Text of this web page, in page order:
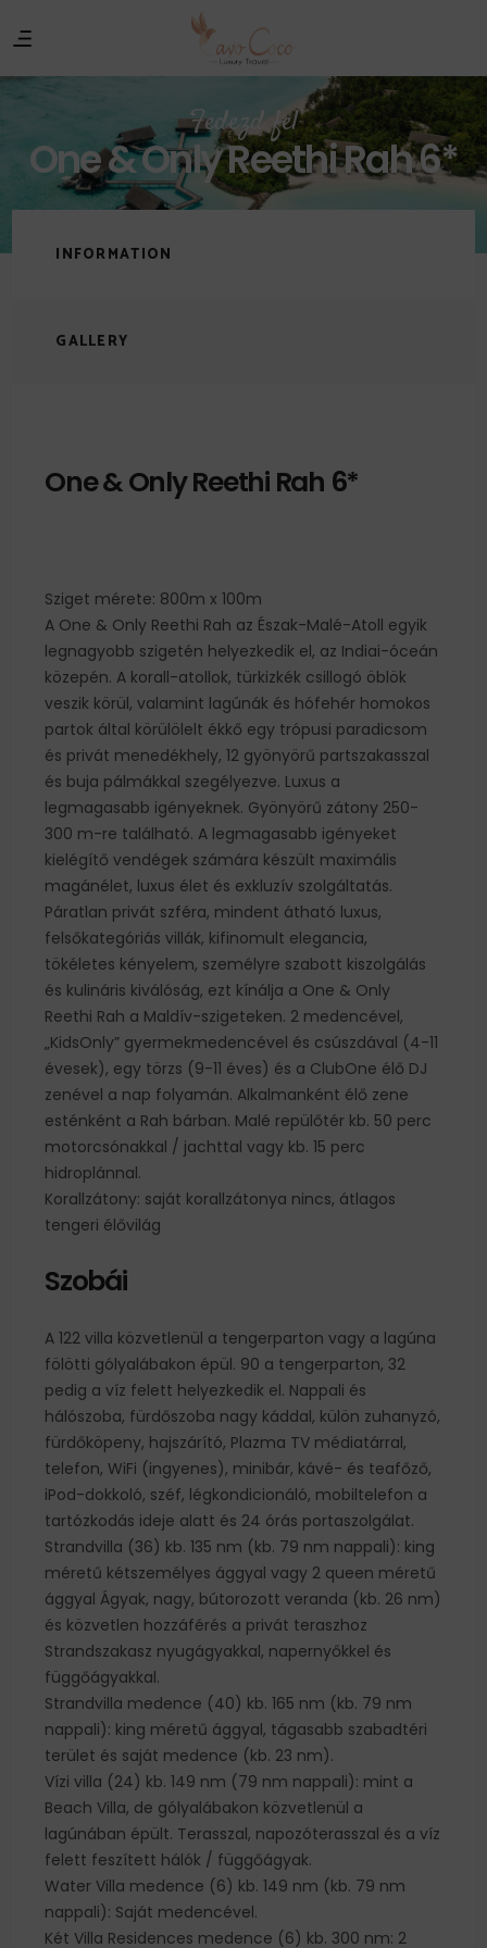
Fedezd fel
One & Only Reethi Rah 6*
INFORMATION
GALLERY
One & Only Reethi Rah 6*
Sziget mérete: 800m x 100m
A One & Only Reethi Rah az Észak-Malé-Atoll egyik
legnagyobb szigetén helyezkedik el, az Indiai-óceán
közepén. A korall-atollok, türkizkék csillogó öblök
veszik körül, valamint lagúnák és hófehér homokos
partok által körülölelt ékkő egy trópusi paradicsom
és privát menedékhely, 12 gyönyörű partszakasszal
és buja pálmákkal szegélyezve. Luxus a
legmagasabb igényeknek. Gyönyörű zátony 250-
300 m-re található. A legmagasabb igényeket
kielégítő vendégek számára készült maximális
magánélet, luxus élet és exkluzív szolgáltatás.
Páratlan privát szféra, mindent átható luxus,
felsőkategóriás villák, kifinomult elegancia,
tökéletes kényelem, személyre szabott kiszolgálás
és kulináris kiválóság, ezt kínálja a One & Only
Reethi Rah a Maldív-szigeteken. 2 medencével,
„KidsOnly” gyermekmedencével és csúszdával (4-11
évesek), egy törzs (9-11 éves) és a ClubOne élő DJ
zenével a nap folyamán. Alkalmanként élő zene
esténként a Rah bárban. Malé repülőtér kb. 50 perc
motorcsónakkal / jachttal vagy kb. 15 perc
hidroplánnal.
Korallzátony: saját korallzátonya nincs, átlagos
tengeri élővilág
Szobái
A 122 villa közvetlenül a tengerparton vagy a lagúna
fölötti gólyalábakon épül. 90 a tengerparton, 32
pedig a víz felett helyezkedik el. Nappali és
hálószoba, fürdőszoba nagy káddal, külön zuhanyzó,
fürdőköpeny, hajszárító, Plazma TV médiatárral,
telefon, WiFi (ingyenes), minibár, kávé- és teafőző,
iPod-dokkoló, széf, légkondicionáló, mobiltelefon a
tartózkodás ideje alatt és 24 órás portaszolgálat.
Strandvilla (36) kb. 135 nm (kb. 79 nm nappali): king
méretű kétszemélyes ággyal vagy 2 queen méretű
ággyal Ágyak, nagy, bútorozott veranda (kb. 26 nm)
és közvetlen hozzáférés a privát teraszhoz
Strandszakasz nyugágyakkal, napernyőkkel és
függőágyakkal.
Strandvilla medence (40) kb. 165 nm (kb. 79 nm
nappali): king méretű ággyal, tágasabb szabadtéri
terület és saját medence (kb. 23 nm).
Vízi villa (24) kb. 149 nm (79 nm nappali): mint a
Beach Villa, de gólyalábakon közvetlenül a
lagúnában épült. Terasszal, napozóterasszal és a víz
felett feszített hálók / függőágyak.
Water Villa medence (6) kb. 149 nm (kb. 79 nm
nappali): Saját medencével.
Két Villa Residences medence (6) kb. 300 nm: 2